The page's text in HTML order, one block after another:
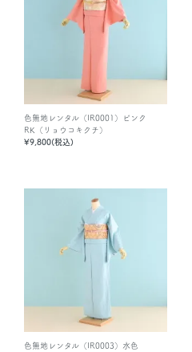
色無地レンタル（IR0001）ピンク
RK（リョウコキクチ）
¥9,800(税込)
色無地レンタル（IR0003）水色